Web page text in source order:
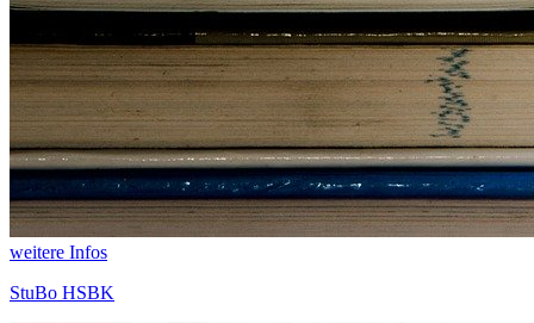
weitere Infos
StuBo HSBK